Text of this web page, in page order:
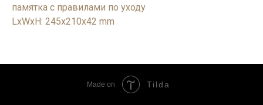
памятка с правилами по уходу
LxWxH: 245x210x42 mm
Made on Tilda